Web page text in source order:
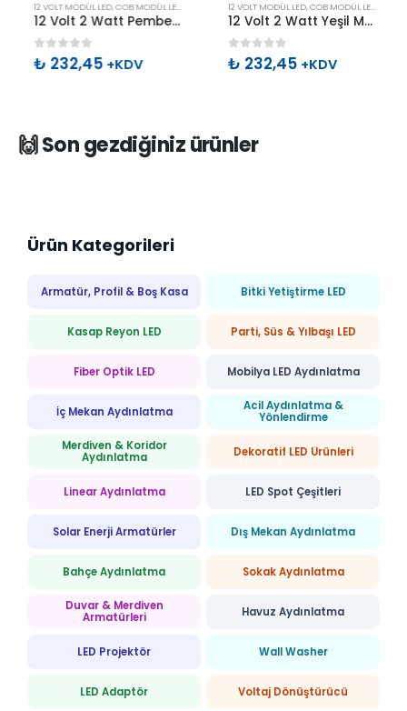
LED12 VOLT MODÜL LED,COB MODÜL LED MODÜL LED
12 Volt 2 Watt Pembe Mercekli Cob Modül Led
0 out of 5
₺232,45 +KDV
12 VOLT MODÜL LED,COB MODÜL LED
12 Volt 2 Watt Yeşil Mercekli Cob Modül Led
0 out of 5
₺232,45 +KDV
🙌 Son gezdiğiniz ürünler
Ürün Kategorileri
Armatür, Profil & Boş Kasa Bitki Yetiştirme LED
Kasap Reyon LED Parti, Süs & Yılbaşı LED
Fiber Optik LED Mobilya LED Aydınlatma
İç Mekan Aydınlatma
Acil Aydınlatma &
Yönlendirme
Merdiven & Koridor
Aydınlatma
Dekoratif LED Ürünleri
Linear Aydınlatma LED Spot Çeşitleri
Solar Enerji Armatürler Dış Mekan Aydınlatma
Bahçe Aydınlatma Sokak Aydınlatma
Duvar & Merdiven
Armatürleri
Havuz Aydınlatma
LED Projektör Wall Washer
LED Adaptör Voltaj Dönüştürücü